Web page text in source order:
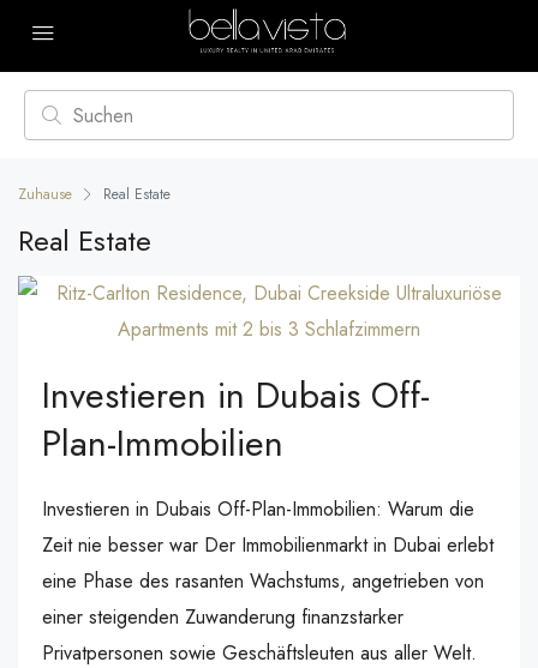
Zuhause Real Estate
Real Estate
Investieren in Dubais Off-
Plan-Immobilien
Investieren in Dubais Off-Plan-Immobilien: Warum die
Zeit nie besser war Der Immobilienmarkt in Dubai erlebt
eine Phase des rasanten Wachstums, angetrieben von
einer steigenden Zuwanderung finanzstarker
Privatpersonen sowie Geschäftsleuten aus aller Welt.